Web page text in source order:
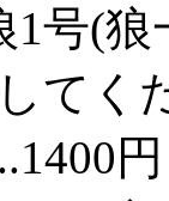
号(
てく